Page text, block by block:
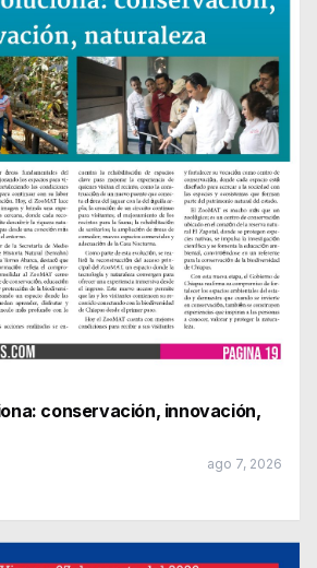
conservación, innovación,
ago 7, 2026